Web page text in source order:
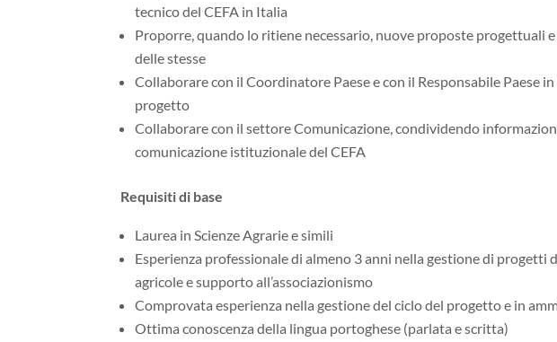
tecnico del CEFA in Italia
Proporre, quando lo ritiene necessario, nuove proposte progettuali
delle stesse
Collaborare con il Coordinatore Paese e con il Responsabile Paese
progetto
Collaborare con il settore Comunicazione, condividendo
comunicazione istituzionale del CEFA
Requisiti di base
Laurea in Scienze Agrarie e simili
Esperienza professionale di almeno 3 anni nella gestione di
agricole e supporto all’associazionismo
Comprovata esperienza nella gestione del ciclo del progetto e in
Ottima conoscenza della lingua portoghese (parlata e scritta)